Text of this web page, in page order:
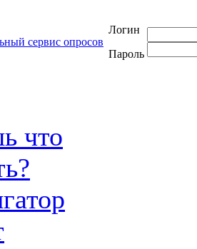
Логин
Пароль